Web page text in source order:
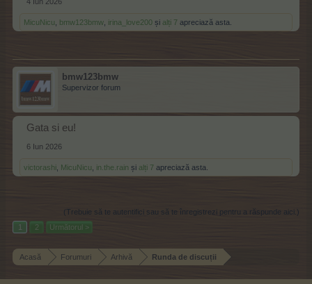
4 Iun 2026
MicuNicu, bmw123bmw, irina_love200 și alți 7 apreciază asta.
bmw123bmw
Supervizor forum
Gata si eu!
6 Iun 2026
victorashi, MicuNicu, in.the.rain și alți 7 apreciază asta.
(Trebuie să te autentifici sau să te înregistrezi pentru a răspunde aici.)
1
2 Următorul >
Acasă Forumuri Arhivă Runda de discuții